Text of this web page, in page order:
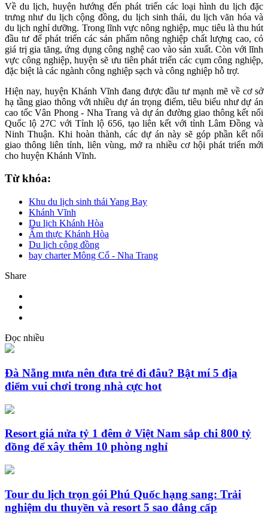
Về du lịch, huyện hướng đến phát triển các loại hình du lịch đặc
trưng như du lịch cộng đồng, du lịch sinh thái, du lịch văn hóa và
du lịch nghỉ dưỡng. Trong lĩnh vực nông nghiệp, mục tiêu là thu hút
đầu tư để phát triển các sản phẩm nông nghiệp chất lượng cao, có
giá trị gia tăng, ứng dụng công nghệ cao vào sản xuất. Còn với lĩnh
vực công nghiệp, huyện sẽ ưu tiên phát triển các cụm công nghiệp,
đặc biệt là các ngành công nghiệp sạch và công nghiệp hỗ trợ.
Hiện nay, huyện Khánh Vĩnh đang được đầu tư mạnh mẽ về cơ sở
hạ tầng giao thông với nhiều dự án trọng điểm, tiêu biểu như dự án
cao tốc Vân Phong - Nha Trang và dự án đường giao thông kết nối
Quốc lộ 27C với Tỉnh lộ 656, tạo liên kết với tỉnh Lâm Đồng và
Ninh Thuận. Khi hoàn thành, các dự án này sẽ góp phần kết nối
giao thông liên tỉnh, liên vùng, mở ra nhiều cơ hội phát triển mới
cho huyện Khánh Vĩnh.
Từ khóa:
Khu du lịch sinh thái Yang Bay
Khánh Vĩnh
Du lịch Khánh Hòa
Ẩm thực Khánh Hòa
Du lịch cộng đồng
bay charter Mông Cổ - Nha Trang
Share
Đọc nhiều
Đà Nẵng mưa nên đưa trẻ đi đâu? Bật mí 5 địa
điểm vui chơi trong nhà cực hot
Resort giá nửa tỷ 1 đêm ở Việt Nam sắp chi 800 tỷ
đồng để xây thêm 10 phòng nghỉ
Tour du lịch trọn gói Phú Quốc hạng sang: Trải
nghiệm du thuyền và resort 5 sao đẳng cấp